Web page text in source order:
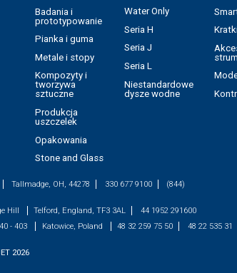
Badania i
prototypowanie
Pianka i guma
Metale i stopy
Kompozyty i
tworzywa
sztuczne
Produkcja
uszczelek
Opakowania
Stone and Glass
Water Only
Seria H
Seria J
Seria L
Niestandardowe
dysze wodne
Tallmadge, OH, 44278 330 677 9100
(844)
Hill Telford, England, TF3 3AL
44 1952 291600
- 403 Katowice, Poland 48 32 259 75 50
48 22 535 31
2026